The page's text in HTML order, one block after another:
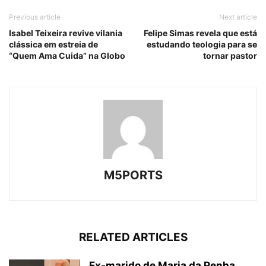
Previous article
Isabel Teixeira revive vilania
clássica em estreia de
“Quem Ama Cuida” na Globo
Next article
Felipe Simas revela que está
estudando teologia para se
tornar pastor
M5PORTS
RELATED ARTICLES